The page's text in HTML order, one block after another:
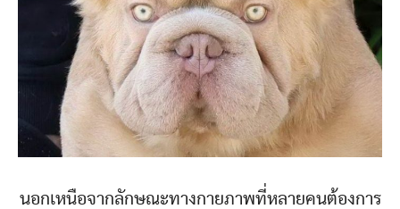
นอกเหนือจากลักษณะทางกายภาพที่หลายคนต้องการ